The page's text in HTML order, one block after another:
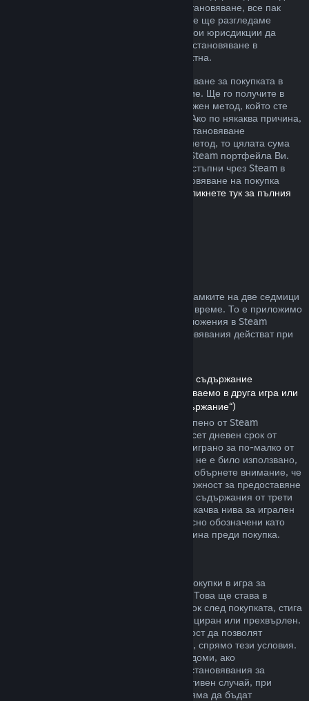
извън описаните от нас правила за възстановяване, все пак
можете да изискате възстановяване и ние ще разгледаме
случая. Възможно е потребителите в някои юрисдикции да
разполагат с допълнителни права за възстановяване в
обстоятелства, при които играта е дефектна.
Ще Ви бъде отпуснато пълно възстановяване за покупката в
рамките на една седмица след одобрение. Ще го получите в
Steam портфейла или чрез същия платежен метод, който сте
използвали, за да направите покупката. Ако по някаква причина,
Steam няма възможност да отпусне възстановяване
посредством първоначалния платежен метод, то цялата сума
ще бъде предоставена като кредит към Steam портфейла Ви.
(Възможно е някои платежни методи, достъпни чрез Steam в
държавата Ви, да не поддържат възстановяване на покупка
Кликнете тук за пълния
Steam възстановяването се предлага в рамките на две седмици
от покупката и при под два часа игрално време. То е приложимо
както за игри, така и при софтуерни приложения в Steam
магазина. Ето обзор за това как възстановявания действат при
Възстановявания на сумата за сваляемо съдържание
(Съдържание от Steam магазина, използваемо в друга игра или
софтуерно приложение, „Сваляемо съдържание“)
Сумата за сваляемото съдържание, закупено от Steam
магазина, се възстановява в четиринадесет дневен срок от
покупката, и ако съответното заглавие е играно за по-малко от
два часа, след транзакцията. Стига то да не е било използвано,
модифицирано или прехвърлено. Моля, обърнете внимание, че
в някои случаи Steam няма да има възможност за предоставяне
на възстановявания при някои сваляеми съдържания от трети
страни (например, ако то необратимо покачва нива за игрален
персонаж). Тези изключения ще бъдат ясно обозначени като
невъзстановими на страницата им магазина преди покупка.
Steam ще предлага възстановяване на покупки в игра за
всякакви заглавия разработени от Valve. Това ще става в
рамките на четиридесет и осем часов срок след покупката, стига
артикула да не е бил използван, модифициран или прехвърлен.
Другите разработчици ще имат възможност да позволят
възстановявания за артикули в игрите си, спрямо тези условия.
По време на покупката Steam ще Ви уведоми, ако
разработчикът е решил да предлага възстановявания за
артикула в играта, който купувате. В противен случай, при
покупките в игри, които не са на Valve, няма да бъдат